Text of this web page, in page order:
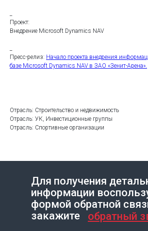
Проект:
Внедрение Microsoft Dynamics NAV
Пресс-релиз: Начало проекта внедрения
базе Microsoft Dynamics NAV в ЗАО «Зенит-Арена».
Отрасль: Строительство и недвижимость
Отрасль: УК, Инвестиционные группы
Отрасль: Спортивные организации
Создание сайта на Тильде
Для получения
информации
формой обратной
закажите
обратный